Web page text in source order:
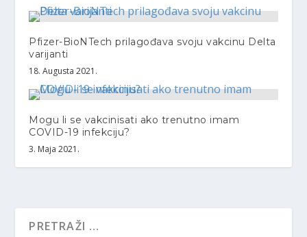
Pfizer-BioNTech prilagođava svoju vakcinu Delta
varijanti
18. Augusta 2021.
Mogu li se vakcinisati ako trenutno imam
COVID-19 infekciju?
3. Maja 2021.